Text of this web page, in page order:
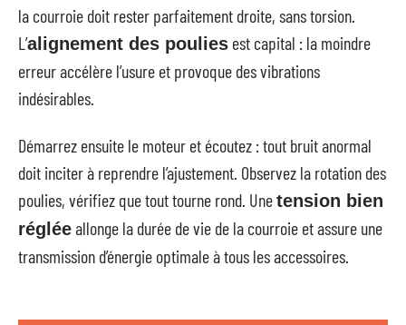
la courroie doit rester parfaitement droite, sans torsion.
L’alignement des poulies est capital : la moindre
erreur accélère l’usure et provoque des vibrations
indésirables.
Démarrez ensuite le moteur et écoutez : tout bruit anormal
doit inciter à reprendre l’ajustement. Observez la rotation des
poulies, vérifiez que tout tourne rond. Unetension bien
régléeallonge la durée de vie de la courroie et assure une
transmission d’énergie optimale à tous les accessoires.